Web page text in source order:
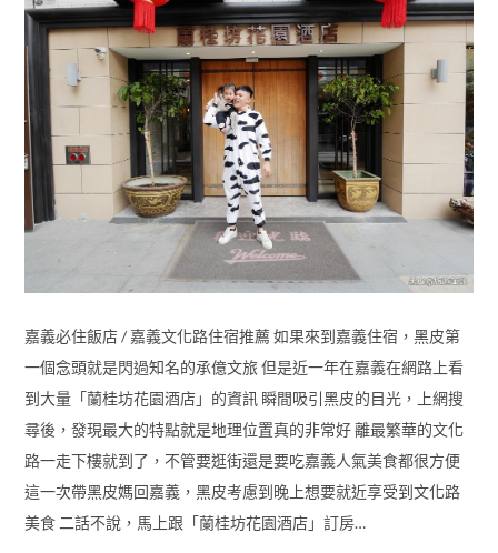
嘉義必住飯店 / 嘉義文化路住宿推薦 如果來到嘉義住宿，黑皮第
一個念頭就是閃過知名的承億文旅 但是近一年在嘉義在網路上看
到大量「蘭桂坊花園酒店」的資訊 瞬間吸引黑皮的目光，上網搜
尋後，發現最大的特點就是地理位置真的非常好 離最繁華的文化
路一走下樓就到了，不管要逛街還是要吃嘉義人氣美食都很方便
這一次帶黑皮媽回嘉義，黑皮考慮到晚上想要就近享受到文化路
美食 二話不說，馬上跟「蘭桂坊花園酒店」訂房…